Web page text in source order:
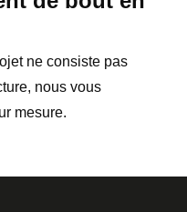
ne consiste pas
nous vous
mesure.